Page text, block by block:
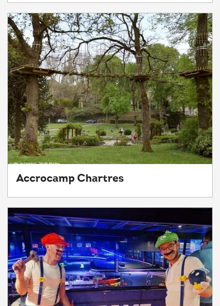
Accrocamp Chartres